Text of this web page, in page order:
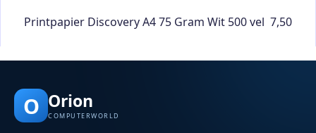
Printpapier Discovery A4 75 Gram Wit 500 vel 7,50
O Orion
COMPUTERWORLD